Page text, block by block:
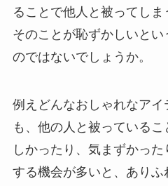
ることで他人と被ってしま
そのことが恥ずかしいと
のではないでしょうか。
例えどんなおしゃれなアイ
も、他の人と被っている
しかったり、気まずかっ
する機会が多いと、あり